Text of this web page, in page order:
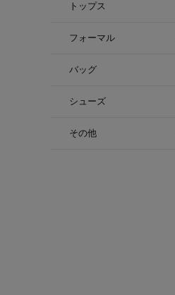
トップス
フォーマル
バッグ
シューズ
その他